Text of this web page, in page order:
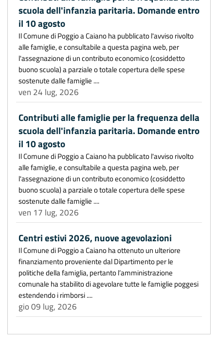
scuola dell'infanzia paritaria. Domande entro
il 10 agosto
Il Comune di Poggio a Caiano ha pubblicato l'avviso rivolto
alle famiglie, e consultabile a questa pagina web, per
l'assegnazione di un contributo economico (cosiddetto
buono scuola) a parziale o totale copertura delle spese
sostenute dalle famiglie ....
ven 24 lug, 2026
Contributi alle famiglie per la frequenza della
scuola dell'infanzia paritaria. Domande entro
il 10 agosto
Il Comune di Poggio a Caiano ha pubblicato l'avviso rivolto
alle famiglie, e consultabile a questa pagina web, per
l'assegnazione di un contributo economico (cosiddetto
buono scuola) a parziale o totale copertura delle spese
sostenute dalle famiglie ....
ven 17 lug, 2026
Centri estivi 2026, nuove agevolazioni
Il Comune di Poggio a Caiano ha ottenuto un ulteriore
finanziamento proveniente dal Dipartimento per le
politiche della famiglia, pertanto l’amministrazione
comunale ha stabilito di agevolare tutte le famiglie poggesi
estendendo i rimborsi ....
gio 09 lug, 2026